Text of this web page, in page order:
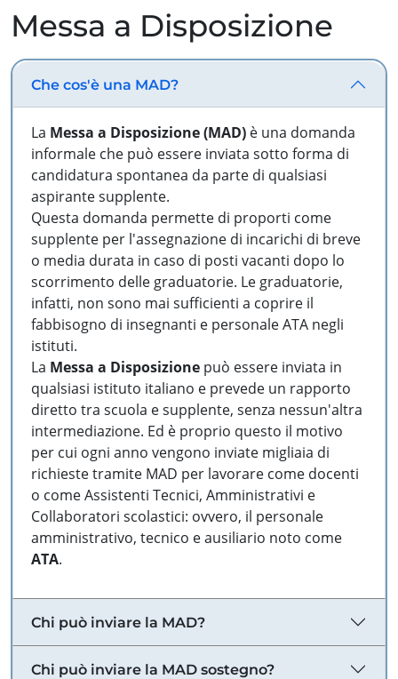
Messa a Disposizione
Che cos'è una MAD?
La Messa a Disposizione (MAD) è una domanda
informale che può essere inviata sotto forma di
candidatura spontanea da parte di qualsiasi
aspirante supplente.
Questa domanda permette di proporti come
supplente per l'assegnazione di incarichi di breve
o media durata in caso di posti vacanti dopo lo
scorrimento delle graduatorie. Le graduatorie,
infatti, non sono mai sufficienti a coprire il
fabbisogno di insegnanti e personale ATA negli
istituti.
La Messa a Disposizione può essere inviata in
qualsiasi istituto italiano e prevede un rapporto
diretto tra scuola e supplente, senza nessun'altra
intermediazione. Ed è proprio questo il motivo
per cui ogni anno vengono inviate migliaia di
richieste tramite MAD per lavorare come docenti
o come Assistenti Tecnici, Amministrativi e
Collaboratori scolastici: ovvero, il personale
amministrativo, tecnico e ausiliario noto come
ATA.
Chi può inviare la MAD?
Chi può inviare la MAD sostegno?